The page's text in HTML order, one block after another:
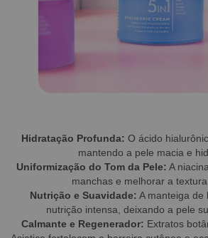
Hidratação Profunda: O ácido
mantendo a pele macia e
Uniformização do Tom da Pele: A
manchas e melhorar a
Nutrição e Suavidade: A manteiga de
nutrição intensa, deixando a pele
Calmante e Regenerador: Extratos